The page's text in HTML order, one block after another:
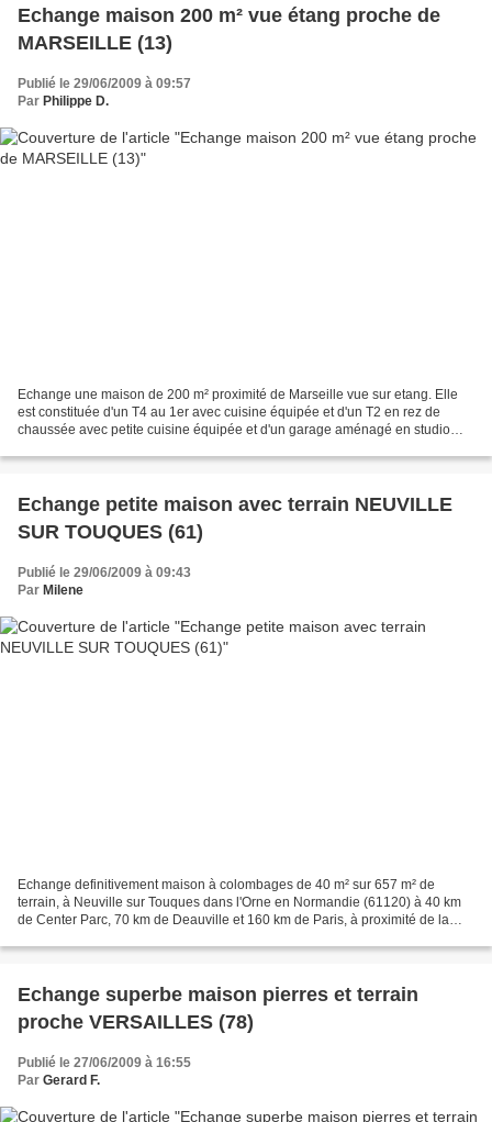
Echange maison 200 m² vue étang proche de
MARSEILLE (13)
Publié le 29/06/2009 à 09:57
Par Philippe D.
Echange une maison de 200 m² proximité de Marseille vue sur etang. Elle
est constituée d'un T4 au 1er avec cuisine équipée et d'un T2 en rez de
chaussée avec petite cuisine équipée et d'un garage aménagé en studio
Echange petite maison avec terrain NEUVILLE
SUR TOUQUES (61)
Publié le 29/06/2009 à 09:43
Par Milene
Echange definitivement maison à colombages de 40 m² sur 657 m² de
terrain, à Neuville sur Touques dans l'Orne en Normandie (61120) à 40 km
de Center Parc, 70 km de Deauville et 160 km de Paris, à proximité de la
Echange superbe maison pierres et terrain
proche VERSAILLES (78)
Publié le 27/06/2009 à 16:55
Par Gerard F.